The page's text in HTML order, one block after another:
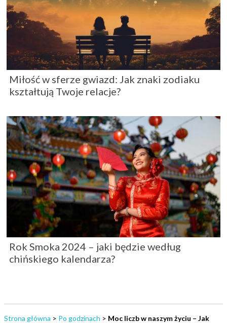
Miłość w sferze gwiazd: Jak znaki zodiaku
kształtują Twoje relacje?
Rok Smoka 2024 – jaki będzie według
chińskiego kalendarza?
Strona główna > Po godzinach > Moc liczb w naszym życiu – Jak